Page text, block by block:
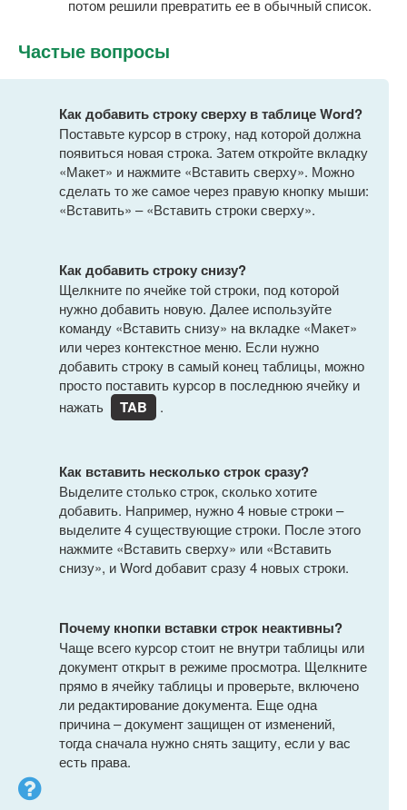
потом решили превратить ее в обычный список.
Частые вопросы
Как добавить строку сверху в таблице Word?
Поставьте курсор в строку, над которой должна
появиться новая строка. Затем откройте вкладку
«Макет» и нажмите «Вставить сверху». Можно
сделать то же самое через правую кнопку мыши:
«Вставить» – «Вставить строки сверху».
Как добавить строку снизу?
Щелкните по ячейке той строки, под которой
нужно добавить новую. Далее используйте
команду «Вставить снизу» на вкладке «Макет»
или через контекстное меню. Если нужно
добавить строку в самый конец таблицы, можно
просто поставить курсор в последнюю ячейку и
нажать
TAB .
Как вставить несколько строк сразу?
Выделите столько строк, сколько хотите
добавить. Например, нужно 4 новые строки –
выделите 4 существующие строки. После этого
нажмите «Вставить сверху» или «Вставить
снизу», и Word добавит сразу 4 новых строки.
Почему кнопки вставки строк неактивны?
Чаще всего курсор стоит не внутри таблицы или
документ открыт в режиме просмотра. Щелкните
прямо в ячейку таблицы и проверьте, включено
ли редактирование документа. Еще одна
причина – документ защищен от изменений,
тогда сначала нужно снять защиту, если у вас
есть права.